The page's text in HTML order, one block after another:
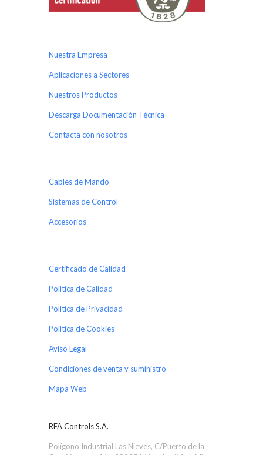
Nuestra Empresa
Aplicaciones a Sectores
Nuestros Productos
Descarga Documentación Técnica
Contacta con nosotros
Cables de Mando
Sistemas de Control
Accesorios
Certificado de Calidad
Política de Calidad
Política de Privacidad
Política de Cookies
Aviso Legal
Condiciones de venta y suministro
Mapa Web
RFA Controls S.A.
Polígono Industrial Las Nieves, C/Puerto de la